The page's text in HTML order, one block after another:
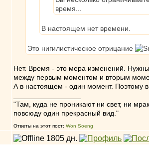
время...
В настоящем нет времени.
Это нигилистическое отрицание
Нет. Время - это мера изменений.
между первым моментом и вторым
А в настоящем - один момент. Поэтому
"Там, куда не проникают ни свет, ни
повсюду один прекрасный вид."
Ответы на этот пост: Won Soeng